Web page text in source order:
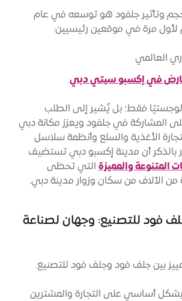
وتأثير جلفود هو توسعه في عام
العالمي
في إكسبو سيتي دبي.
فقط؛ بل يُشير إلى الطلب
المشاركة في جلفود ويعزز مكانة دبي
الأغذية والسلع وأنظمة سلاسل
بالذكر أن مدينة إكسبو دبي تستضيف
المتنوعة والمميزة التي تحظى
من الآلاف من سكان وزوار مدينة دبي.
فود للتصنيع: وجهان لصناعة
بين جلف فود وجلف فود للتصنيع.
أساسي على التجارة والمشترين